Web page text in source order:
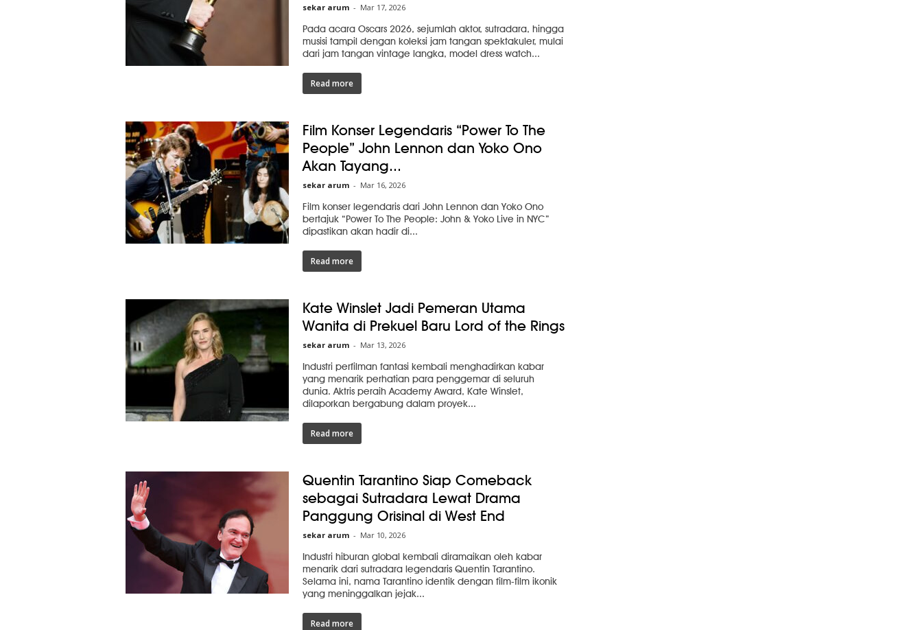
sekar arum - Mar 17, 2026
Pada acara Oscars 2026, sejumlah aktor, sutradara, hingga
musisi tampil dengan koleksi jam tangan spektakuler, mulai
dari jam tangan vintage langka, model dress watch...
Read more
Film Konser Legendaris “Power To The
People” John Lennon dan Yoko Ono
Akan Tayang...
sekar arum - Mar 16, 2026
Film konser legendaris dari John Lennon dan Yoko Ono
bertajuk “Power To The People: John & Yoko Live in NYC”
dipastikan akan hadir di...
Read more
Kate Winslet Jadi Pemeran Utama
Wanita di Prekuel Baru Lord of the Rings
sekar arum - Mar 13, 2026
Industri perfilman fantasi kembali menghadirkan kabar
yang menarik perhatian para penggemar di seluruh
dunia. Aktris peraih Academy Award, Kate Winslet,
dilaporkan bergabung dalam proyek...
Read more
Quentin Tarantino Siap Comeback
sebagai Sutradara Lewat Drama
Panggung Orisinal di West End
sekar arum - Mar 10, 2026
Industri hiburan global kembali diramaikan oleh kabar
menarik dari sutradara legendaris Quentin Tarantino.
Selama ini, nama Tarantino identik dengan film-film ikonik
yang meninggalkan jejak...
Read more